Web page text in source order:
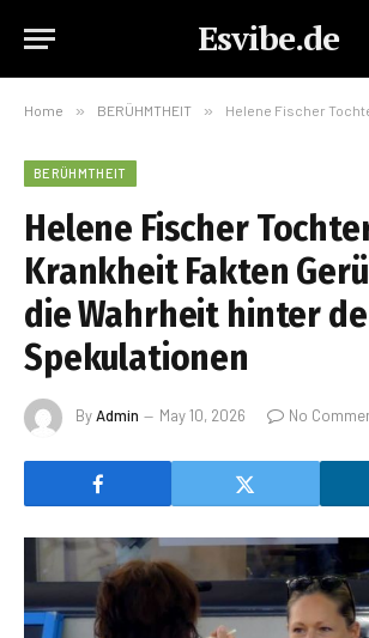
Esvibe.de
Home » BERÜHMTHEIT » Helene Fischer Tochter Krankheit Fakten
BERÜHMTHEIT
Helene Fischer
Krankheit Fakten
die Wahrheit hinter
Spekulationen
ByAdmin May 10, 2026 No